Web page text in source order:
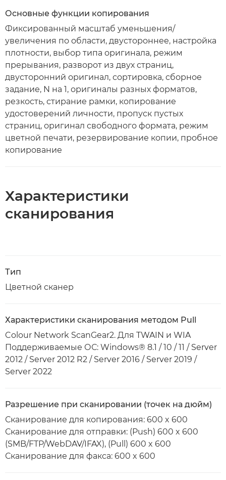
Основные функции копирования
Фиксированный масштаб уменьшения/
увеличения по области, двустороннее, настройка
плотности, выбор типа оригинала, режим
прерывания, разворот из двух страниц,
двусторонний оригинал, сортировка, сборное
задание, N на 1, оригиналы разных форматов,
резкость, стирание рамки, копирование
удостоверений личности, пропуск пустых
страниц, оригинал свободного формата, режим
цветной печати, резервирование копии, пробное
копирование
Характеристики
сканирования
Тип
Цветной сканер
Характеристики сканирования методом Pull
Colour Network ScanGear2. Для TWAIN и WIA
Поддерживаемые ОС: Windows® 8.1 / 10 / 11 / Server
2012 / Server 2012 R2 / Server 2016 / Server 2019 /
Server 2022
Разрешение при сканировании (точек на дюйм)
Сканирование для копирования: 600 x 600
Сканирование для отправки: (Push) 600 x 600
(SMB/FTP/WebDAV/IFAX), (Pull) 600 x 600
Сканирование для факса: 600 x 600